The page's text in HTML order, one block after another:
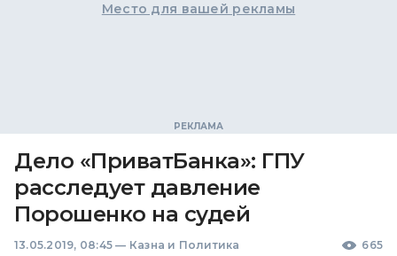
Место для вашей рекламы
Дело «ПриватБанка»: ГПУ
расследует давление
Порошенко на судей
13.05.2019, 08:45 — Казна и Политика 665